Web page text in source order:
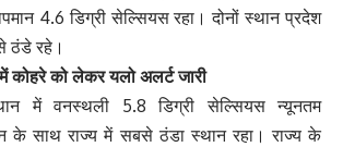
4.6 डिग्री सेल्सियस रहा। दोनों स्थान प्रदेश
ठंडे रहे।
में कोहरे को लेकर यलो अलर्ट जारी
में वनस्थली 5.8 डिग्री सेल्सियस न्यूनतम
के साथ राज्य में सबसे ठंडा स्थान रहा। राज्य के